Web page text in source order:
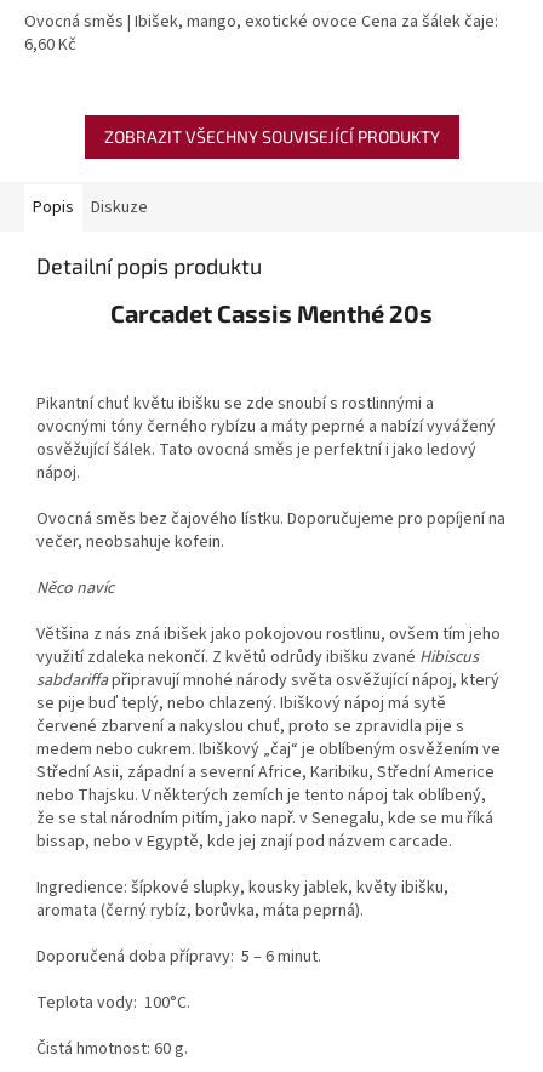
Ovocná směs | Ibišek, mango, exotické ovoce Cena za šálek čaje:
6,60 Kč
ZOBRAZIT VŠECHNY SOUVISEJÍCÍ PRODUKTY
Popis Diskuze
Detailní popis produktu
Carcadet Cassis Menthé 20s
Pikantní chuť květu ibišku se zde snoubí s rostlinnými a
ovocnými tóny černého rybízu a máty peprné a nabízí vyvážený
osvěžující šálek. Tato ovocná směs je perfektní i jako ledový
nápoj.
Ovocná směs bez čajového lístku. Doporučujeme pro popíjení na
večer, neobsahuje kofein.
Něco navíc
Většina z nás zná ibišek jako pokojovou rostlinu, ovšem tím jeho
využití zdaleka nekončí. Z květů odrůdy ibišku zvané Hibiscus
sabdariffapřipravují mnohé národy světa osvěžující nápoj, který
se pije buď teplý, nebo chlazený. Ibiškový nápoj má sytě
červené zbarvení a nakyslou chuť, proto se zpravidla pije s
medem nebo cukrem. Ibiškový „čaj“ je oblíbeným osvěžením ve
Střední Asii, západní a severní Africe, Karibiku, Střední Americe
nebo Thajsku. V některých zemích je tento nápoj tak oblíbený,
že se stal národním pitím, jako např. v Senegalu, kde se mu říká
bissap, nebo v Egyptě, kde jej znají pod názvem carcade.
Ingredience: šípkové slupky, kousky jablek, květy ibišku,
aromata (černý rybíz, borůvka, máta peprná).
Doporučená doba přípravy: 5 – 6 minut.
Teplota vody: 100°C.
Čistá hmotnost: 60 g.